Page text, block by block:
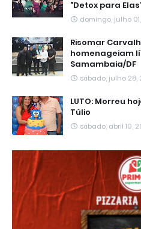
"Detox para
domingo, julho
Risomar
homenageiam
Samambaia/DF
sábado, julho 28,
LUTO: Morreu
Túlio
sábado, abril 10,